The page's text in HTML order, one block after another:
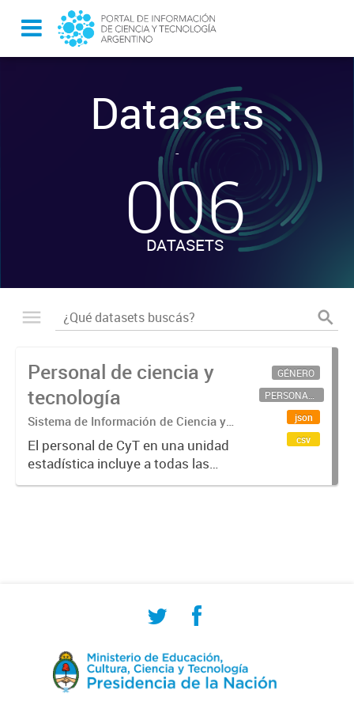
Datasets
-
006
DATASETS
Personal de ciencia y
tecnología
Sistema de Información de Ciencia y
Tecnología Argentino (SICYTAR)
El personal de CyT en una unidad
estadística incluye a todas las
personas involucradas
GÉNERO
PERSONAL CIENTÍFICO-TECNOLÓGICO
json
csv